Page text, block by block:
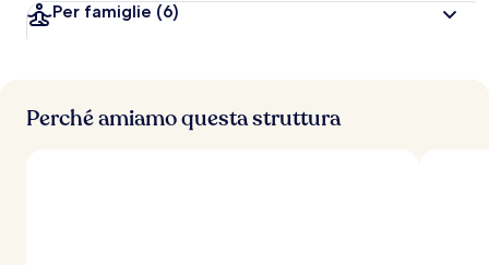
Per famiglie (6)
Perché amiamo questa struttura